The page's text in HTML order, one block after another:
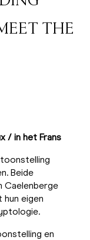
THE
/ in het Frans
Beide
Caelenberge
eigen
en